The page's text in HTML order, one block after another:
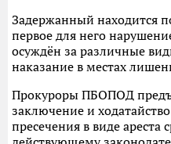
Задержанный находится
первое для него
осуждён за различные
наказание в местах
Прокуроры ПБОПОД
заключение и
пресечения в виде ареста